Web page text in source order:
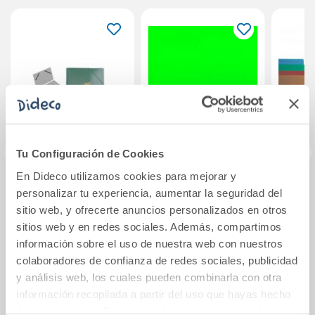
Tu Configuración de Cookies
En Dideco utilizamos cookies para mejorar y
personalizar tu experiencia, aumentar la seguridad del
sitio web, y ofrecerte anuncios personalizados en otros
sitios web y en redes sociales. Además, compartimos
información sobre el uso de nuestra web con nuestros
colaboradores de confianza de redes sociales, publicidad
y análisis web, los cuales pueden combinarla con otra
información recopilada a partir del uso que hayas hecho
Carpeta
clasificadora
verde
Ver más
Carpeta proyectos
PP verde claro
lomo 5cm
Ver más